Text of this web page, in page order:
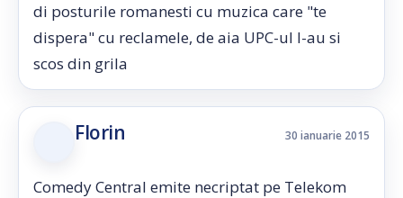
di posturile romanesti cu muzica care "te
dispera" cu reclamele, de aia UPC-ul l-au si
scos din grila
Florin 30 ianuarie 2015
Comedy Central emite necriptat pe Telekom